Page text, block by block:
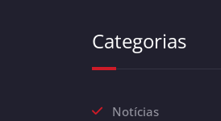
Categorias
Notícias